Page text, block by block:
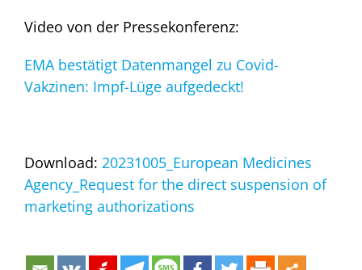
Video von der Pressekonferenz:
EMA bestätigt Datenmangel zu Covid-
Vakzinen: Impf-Lüge aufgedeckt!
Download: 20231005_European Medicines
Agency_Request for the direct suspension of
marketing authorizations